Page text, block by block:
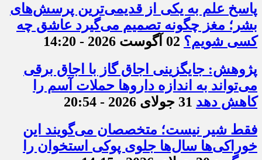
پاسخ علم به یکی از قدیمی‌ترین پرسش‌های
بشر؛ مغز چگونه تصمیم می‌گیرد عاشق چه
کسی شویم؟ 02 آگوست 2026 - 14:20
پژوهش: جایگزینی اجاق گاز با اجاق برقی
می‌تواند به اندازه داروها حملات آسم را
کاهش دهد 31 جولای 2026 - 20:54
فقط شیر نیست؛ متخصصان می‌گویند این
خوراکی‌ها سال‌ها جلوی پوکی استخوان را